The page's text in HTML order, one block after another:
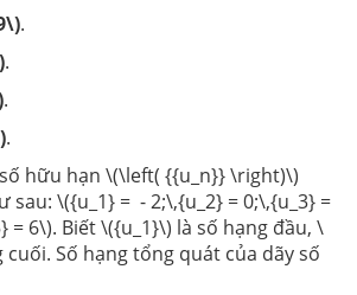
.
.
.
.
hữu hạn \(\left( {{u_n}} \right)\)
sau: \({u_1} = - 2;\,{u_2} = 0;\,{u_3} =
= 6\). Biết \({u_1}\) là số hạng đầu, \
cuối. Số hạng tổng quát của dãy số